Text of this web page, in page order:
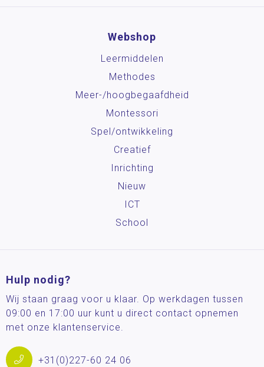
Webshop
Leermiddelen
Methodes
Meer-/hoog­begaafdheid
Montessori
Spel/ontwikkeling
Creatief
Inrichting
Nieuw
ICT
School
Hulp nodig?
Wij staan graag voor u klaar. Op werkdagen tussen
09:00 en 17:00 uur kunt u direct contact opnemen
met onze klantenservice.
+31(0)227-60 24 06